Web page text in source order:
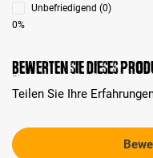
Unbefriedigend (0)
0%
Bewerten Sie dieses
Teilen Sie Ihre